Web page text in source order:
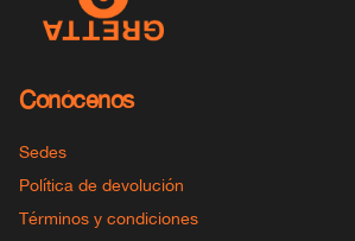
Conócenos
Sedes
Política de devolución
Términos y condiciones